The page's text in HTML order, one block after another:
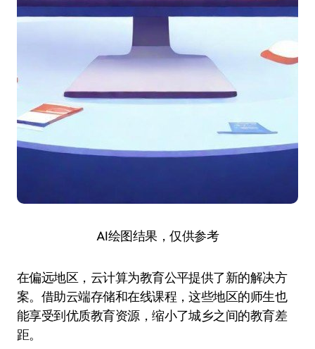
AI绘图结果，仅供参考
在偏远地区，云计算为教育公平提供了新的解决方
案。借助云端存储和在线课程，这些地区的师生也
能享受到优质教育资源，缩小了城乡之间的教育差
距。